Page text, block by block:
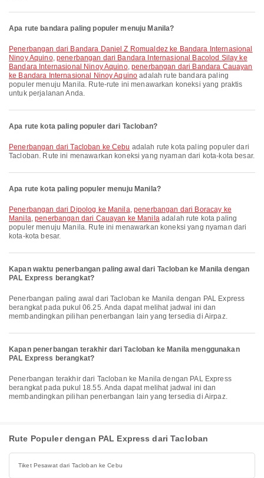
Apa rute bandara paling populer menuju Manila?
penerbangan dari Bandara Daniel Z Romualdez ke Bandara Internasional
Ninoy Aquino, penerbangan dari Bandara Internasional Bacolod Silay ke
Bandara Internasional Ninoy Aquino,penerbangan dari Bandara Cauayan
ke Bandara Internasional Ninoy Aquino adalah rute bandara paling
populer menuju Manila. Rute-rute ini menawarkan koneksi yang praktis
untuk perjalanan Anda.
Apa rute kota paling populer dari Tacloban?
penerbangan dari Tacloban ke Cebu adalah rute kota paling populer dari
Tacloban. Rute ini menawarkan koneksi yang nyaman dari kota-kota besar.
Apa rute kota paling populer menuju Manila?
penerbangan dari Dipolog ke Manila,penerbangan dari Boracay ke
Manila,penerbangan dari Cauayan ke Manilaadalah rute kota paling
populer menuju Manila. Rute ini menawarkan koneksi yang nyaman dari
kota-kota besar.
Kapan waktu penerbangan paling awal dari Tacloban ke Manila dengan
PAL Express berangkat?
Penerbangan paling awal dari Tacloban ke Manila dengan PAL Express
berangkat pada pukul 06.25. Anda dapat melihat jadwal ini dan
membandingkan pilihan penerbangan lain yang tersedia di Airpaz.
Kapan penerbangan terakhir dari Tacloban ke Manila menggunakan
PAL Express berangkat?
Penerbangan terakhir dari Tacloban ke Manila dengan PAL Express
berangkat pada pukul 18.55. Anda dapat melihat jadwal ini dan
membandingkan pilihan penerbangan lain yang tersedia di Airpaz.
Rute Populer dengan PAL Express dari Tacloban
Tiket Pesawat dari Tacloban ke Cebu